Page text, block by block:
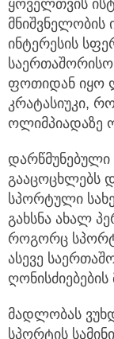
ყოველთვის
მნიშვნელობის
ინტერესის
ფოთიდან იყო
კრატასიუკი,
ოლიმპიადაზე
გააცოცხლებს
სპორტული
გახსნა ახალ
როგორც
ასევე
მადლობას
სპორტის